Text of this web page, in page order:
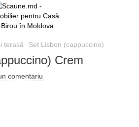
terasă Set Lisbon (cappuccino)
Crem
comentariu